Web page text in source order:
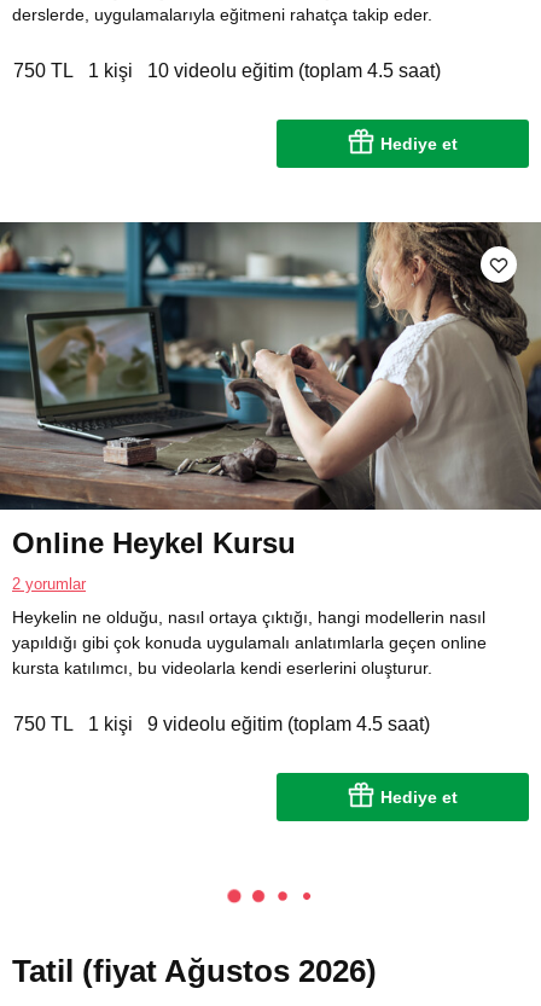
derslerde, uygulamalarıyla eğitmeni rahatça takip eder.
750 TL 1 kişi 10 videolu eğitim (toplam 4.5 saat)
Hediye et
Online Heykel Kursu
2 yorumlar
Heykelin ne olduğu, nasıl ortaya çıktığı, hangi modellerin nasıl
yapıldığı gibi çok konuda uygulamalı anlatımlarla geçen online
kursta katılımcı, bu videolarla kendi eserlerini oluşturur.
750 TL 1 kişi 9 videolu eğitim (toplam 4.5 saat)
Hediye et
Tatil (fiyat Ağustos 2026)